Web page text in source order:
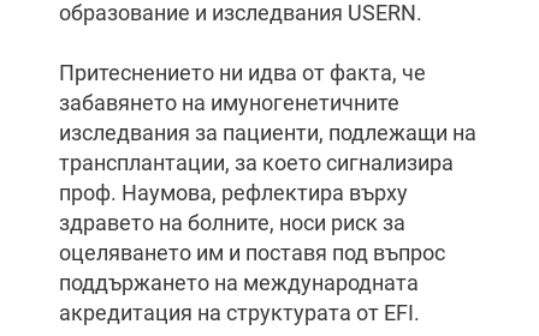
образование и изследвания USERN.
Притеснението ни идва от факта, че
забавянето на имуногенетичните
изследвания за пациенти, подлежащи на
трансплантации, за което сигнализира
проф. Наумова, рефлектира върху
здравето на болните, носи риск за
оцеляването им и поставя под въпрос
поддържането на международната
акредитация на структурата от EFI.